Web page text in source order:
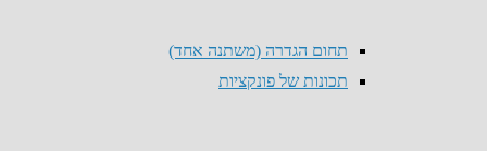
תחום הגדרה (משתנה אחד)
תכונות של פונקציות